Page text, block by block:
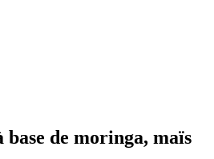
de moringa, maïs